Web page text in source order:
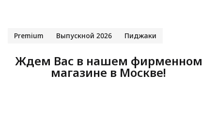
Premium Выпускной 2026 Пиджаки
Ждем Вас в нашем фирменном
магазине в Москве!